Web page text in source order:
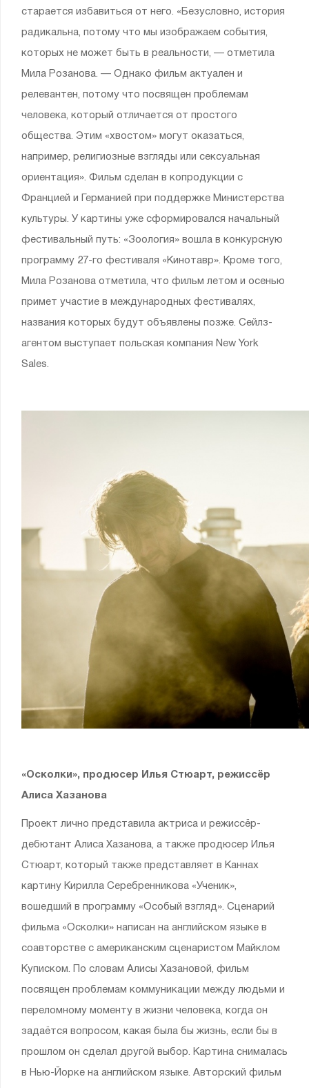
старается избавиться от него. «Безусловно, история
радикальна, потому что мы изображаем события,
которых не может быть в реальности, — отметила
Мила Розанова. — Однако фильм актуален и
релевантен, потому что посвящен проблемам
человека, который отличается от простого
общества. Этим «хвостом» могут оказаться,
например, религиозные взгляды или сексуальная
ориентация». Фильм сделан в копродукции с
Францией и Германией при поддержке Министерства
культуры. У картины уже сформировался начальный
фестивальный путь: «Зоология» вошла в конкурсную
программу 27-го фестиваля «Кинотавр». Кроме того,
Мила Розанова отметила, что фильм летом и осенью
примет участие в международных фестивалях,
названия которых будут объявлены позже. Сейлз-
агентом выступает польская компания New York
Sales.
«Осколки», продюсер Илья Стюарт, режиссёр
Алиса Хазанова
Проект лично представила актриса и режиссёр-
дебютант Алиса Хазанова, а также продюсер Илья
Стюарт, который также представляет в Каннах
картину Кирилла Серебренникова «Ученик»,
вошедший в программу «Особый взгляд». Сценарий
фильма «Осколки» написан на английском языке в
соавторстве с американским сценаристом Майклом
Куписком. По словам Алисы Хазановой, фильм
посвящен проблемам коммуникации между людьми и
переломному моменту в жизни человека, когда он
задаётся вопросом, какая была бы жизнь, если бы в
прошлом он сделал другой выбор. Картина снималась
в Нью-Йорке на английском языке. Авторский фильм